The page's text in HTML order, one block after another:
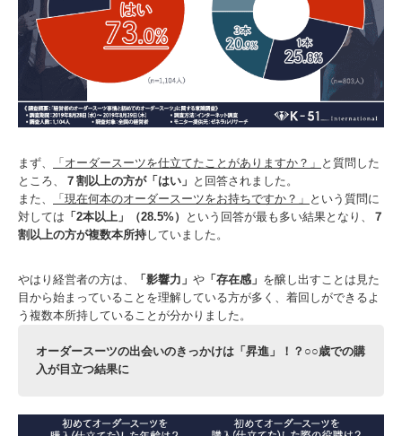
まず、 「オーダースーツを仕立てたことがありますか？」 と質問した
ところ、
７割以上の方が「はい」 と回答されました。
また、
「現在何本のオーダースーツをお持ちですか？」 という質問に
対しては 「2本以上」（28.5%） という回答が最も多い結果となり、
７
割以上の方が複数本所持していました。
やはり経営者の方は、 「影響力」 や 「存在感」 を醸し出すことは見た
目から始まっていることを理解している方が多く、着回しができるよ
う複数本所持していることが分かりました。
オーダースーツの出会いのきっかけは「昇進」！？○○歳での購
入が目立つ結果に